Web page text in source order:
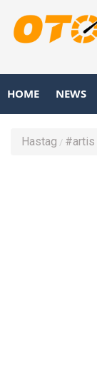
HOME NEWS
Hastag #artis